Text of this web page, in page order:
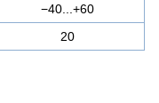
−40...+60
20